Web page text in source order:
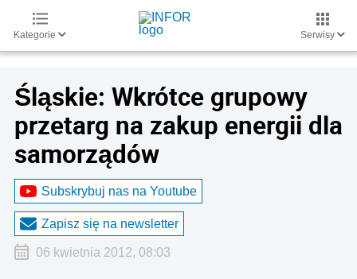
Kategorie Serwisy
Śląskie: Wkrótce grupowy
przetarg na zakup energii dla
samorządów
Subskrybuj nas na Youtube
Zapisz się na newsletter
06 kwietnia 2012, 08:03